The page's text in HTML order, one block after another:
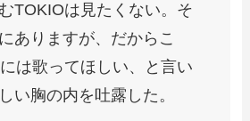
TOKIOは見たくない。そ
ありますが、だからこ
は歌ってほしい、と言い
い胸の内を吐露した。